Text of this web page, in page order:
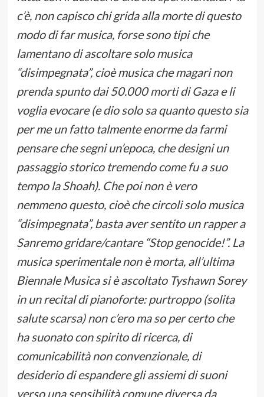
c’è, non capisco chi grida alla morte di questo
modo di far musica, forse sono tipi che
lamentano di ascoltare solo musica
“disimpegnata”, cioè musica che magari non
prenda spunto dai 50.000 morti di Gaza e li
voglia evocare (e dio solo sa quanto questo sia
per me un fatto talmente enorme da farmi
pensare che segni un’epoca, che designi un
passaggio storico tremendo come fu a suo
tempo la Shoah). Che poi non è vero
nemmeno questo, cioè che circoli solo musica
“disimpegnata”, basta aver sentito un rapper a
Sanremo gridare/cantare “Stop genocide!”. La
musica sperimentale non è morta, all’ultima
Biennale Musica si è ascoltato Tyshawn Sorey
in un recital di pianoforte: purtroppo (solita
salute scarsa) non c’ero ma so per certo che
ha suonato con spirito di ricerca, di
comunicabilità non convenzionale, di
desiderio di espandere gli assiemi di suoni
verso una sensibilità comune diversa da